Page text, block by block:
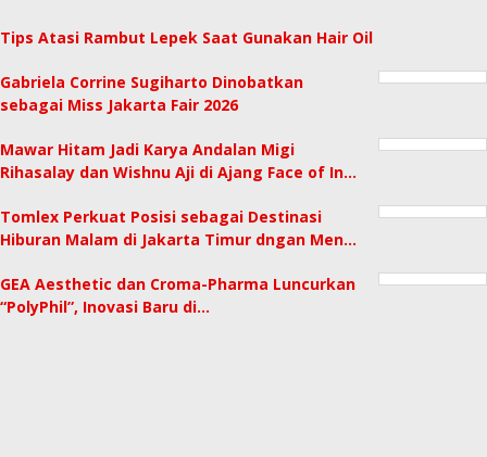
Tips Atasi Rambut Lepek Saat Gunakan Hair Oil
Gabriela Corrine Sugiharto Dinobatkan
sebagai Miss Jakarta Fair 2026
Mawar Hitam Jadi Karya Andalan Migi
Rihasalay dan Wishnu Aji di Ajang Face of In…
Tomlex Perkuat Posisi sebagai Destinasi
Hiburan Malam di Jakarta Timur dngan Men…
GEA Aesthetic dan Croma-Pharma Luncurkan
“PolyPhil”, Inovasi Baru di…